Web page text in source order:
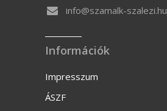
info@szamalk-szalezi.hu
Információk
Impresszum
ÁSZF